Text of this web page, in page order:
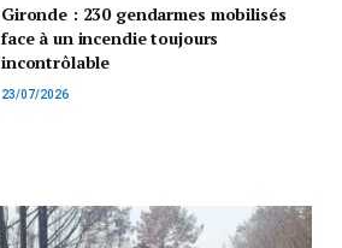
Gironde : 230 gendarmes mobilisés
face à un incendie toujours
incontrôlable
23/07/2026